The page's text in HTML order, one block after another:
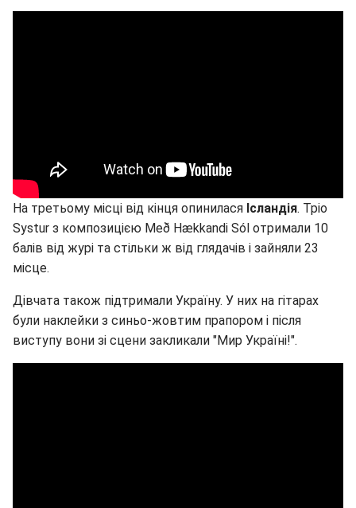
На третьому місці від кінця опинилася Ісландія. Тріо
Systur з композицією Með Hækkandi Sól отримали 10
балів від журі та стільки ж від глядачів і зайняли 23
місце.
Дівчата також підтримали Україну. У них на гітарах
були наклейки з синьо-жовтим прапором і після
виступу вони зі сцени закликали "Мир Україні!".